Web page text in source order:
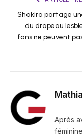
Shakira partage
du drapeau
fans ne peuvent
Après